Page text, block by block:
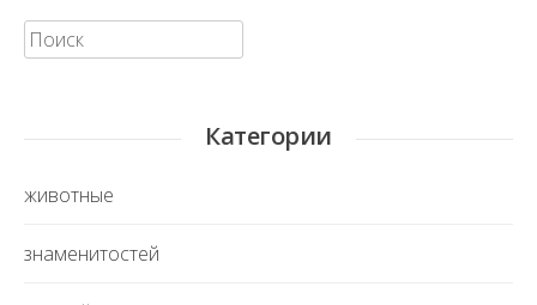
Искать:
Категории
животные
знаменитостей